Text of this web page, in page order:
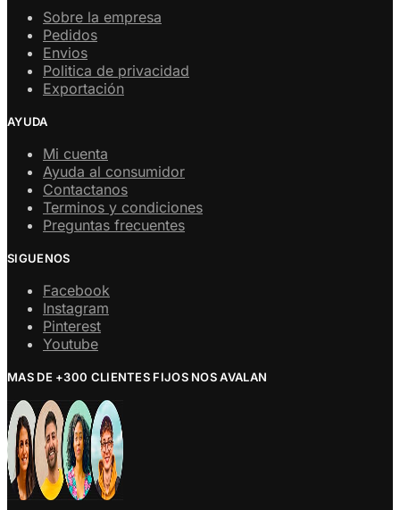
Sobre la empresa
Pedidos
Envios
Politica de privacidad
Exportación
AYUDA
Mi cuenta
Ayuda al consumidor
Contactanos
Terminos y condiciones
Preguntas frecuentes
SIGUENOS
Facebook
Instagram
Pinterest
Youtube
MAS DE +300 CLIENTES FIJOS NOS AVALAN